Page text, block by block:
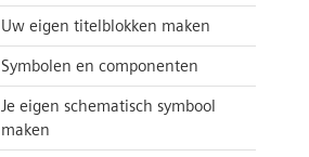
Uw eigen titelblokken maken
Symbolen en componenten
Je eigen schematisch symbool
maken